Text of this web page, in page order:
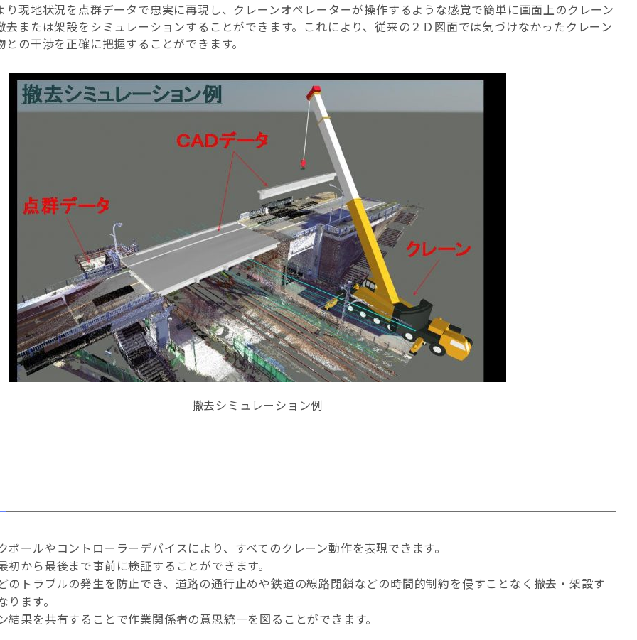
り現地状況を点群データで忠実に再現し、クレーンオペレーターが操作するような感覚で簡単に画面上のクレーン
去または架設をシミュレーションすることができます。これにより、従来の２Ｄ図面では気づけなかったクレーン
の干渉を正確に把握することができます。
撤去シミュレーション例
ボールやコントローラーデバイスにより、すべてのクレーン動作を表現できます。
初から最後まで事前に検証することができます。
のトラブルの発生を防止でき、道路の通行止めや鉄道の線路閉鎖などの時間的制約を侵すことなく撤去・架設す
ます。
結果を共有することで作業関係者の意思統一を図ることができます。